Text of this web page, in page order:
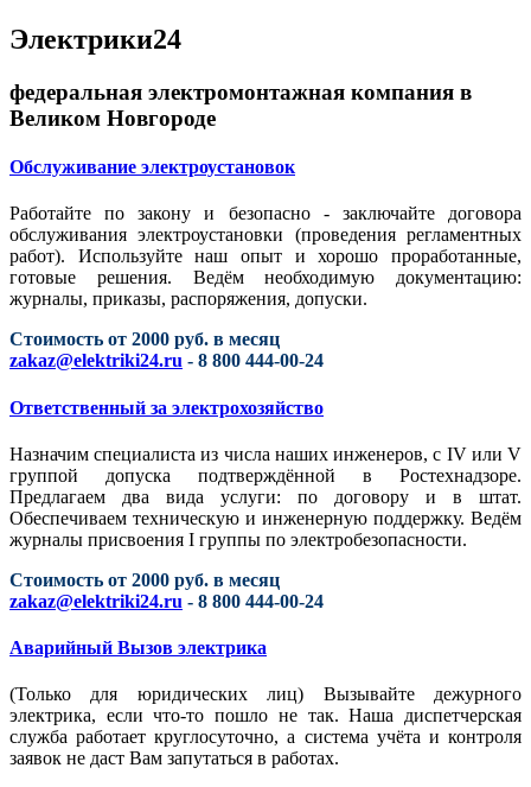
Электрики24
федеральная электромонтажная компания в
Великом Новгороде
Обслуживание электроустановок
Работайте по закону и безопасно - заключайте договора
обслуживания электроустановки (проведения регламентных
работ). Используйте наш опыт и хорошо проработанные,
готовые решения. Ведём необходимую документацию:
журналы, приказы, распоряжения, допуски.
Стоимость от 2000 руб. в месяц
zakaz@elektriki24.ru - 8 800 444-00-24
Ответственный за электрохозяйство
Назначим специалиста из числа наших инженеров, с IV или V
группой допуска подтверждённой в Ростехнадзоре.
Предлагаем два вида услуги: по договору и в штат.
Обеспечиваем техническую и инженерную поддержку. Ведём
журналы присвоения I группы по электробезопасности.
Стоимость от 2000 руб. в месяц
zakaz@elektriki24.ru - 8 800 444-00-24
Аварийный Вызов электрика
(Только для юридических лиц) Вызывайте дежурного
электрика, если что-то пошло не так. Наша диспетчерская
служба работает круглосуточно, а система учёта и контроля
заявок не даст Вам запутаться в работах.